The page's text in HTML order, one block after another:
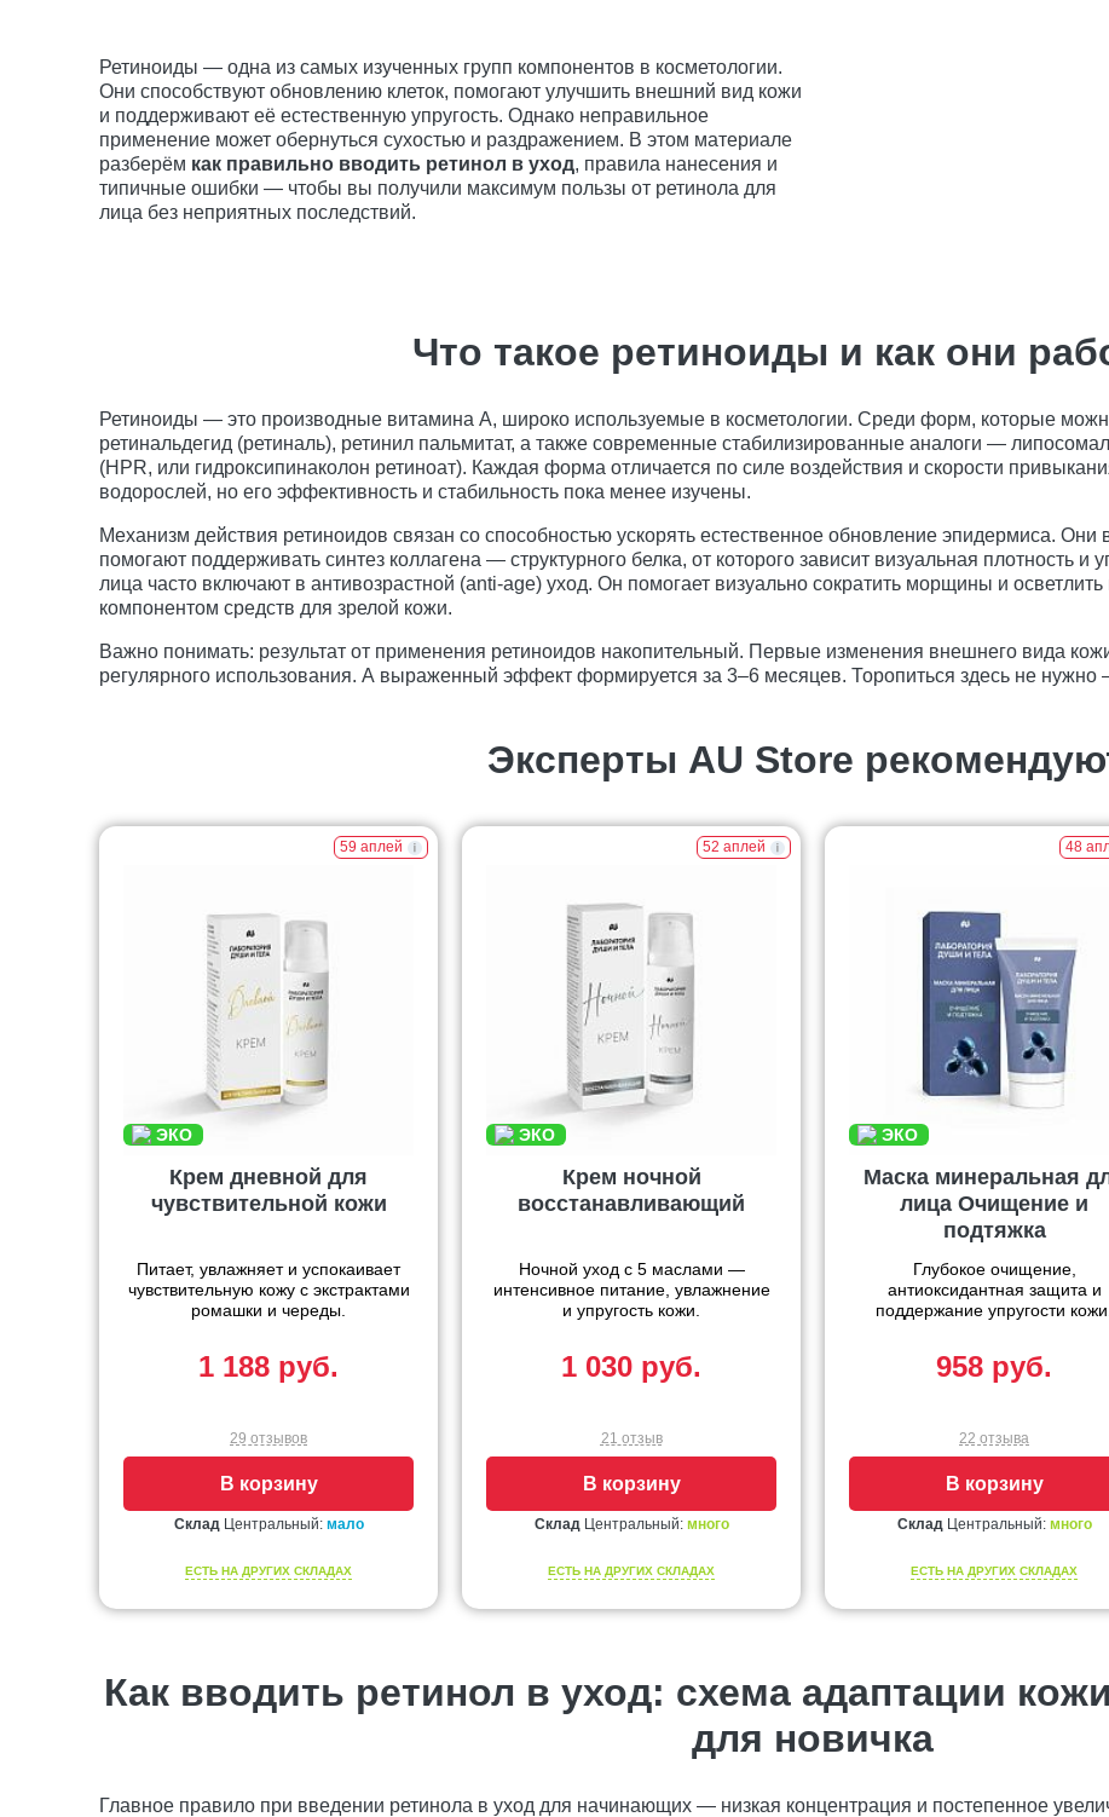
Ретиноиды — одна из самых изученных групп компонентов в косметологии.
Они способствуют обновлению клеток, помогают улучшить внешний вид кожи
и поддерживают её естественную упругость. Однако неправильное
применение может обернуться сухостью и раздражением. В этом материале
разберём как правильно вводить ретинол в уход, правила нанесения и
типичные ошибки — чтобы вы получили максимум пользы от ретинола для
лица без неприятных последствий.
Что такое ретиноиды и как они
Ретиноиды — это производные витамина А, широко используемые в косметологии. Среди форм, которые можно
ретинальдегид (ретиналь), ретинил пальмитат, а также современные стабилизированные аналоги —
(HPR, или гидроксипинаколон ретиноат). Каждая форма отличается по силе воздействия и скорости
водорослей, но его эффективность и стабильность пока менее изучены.
Механизм действия ретиноидов связан со способностью ускорять естественное обновление эпидермиса. Они
помогают поддерживать синтез коллагена — структурного белка, от которого зависит визуальная плотность и
лица часто включают в антивозрастной (anti-age) уход. Он помогает визуально сократить морщины и
компонентом средств для зрелой кожи.
Важно понимать: результат от применения ретиноидов накопительный. Первые изменения внешнего вида
регулярного использования. А выраженный эффект формируется за 3–6 месяцев. Торопиться здесь не нужно
Эксперты AU Store
59 аплей
Крем дневной для
чувствительной кожи
Питает, увлажняет и успокаивает
чувствительную кожу с экстрактами
ромашки и череды.
1 188 руб.
29 отзывов
В корзину
СкладЦентральный: мало
ЕСТЬ НА ДРУГИХ СКЛАДАХ
52 аплей
Крем ночной
восстанавливающий
Ночной уход с 5 маслами —
интенсивное питание, увлажнение
и упругость кожи.
1 030 руб.
21 отзыв
В корзину
СкладЦентральный: много
ЕСТЬ НА ДРУГИХ СКЛАДАХ
48
Маска минеральная
лица Очищение и
подтяжка
Глубокое очищение,
антиоксидантная защита и
поддержание упругости кожи.
958 руб.
22 отзыва
В корзину
СкладЦентральный: много
ЕСТЬ НА ДРУГИХ СКЛАДАХ
Как вводить ретинол в уход: схема адаптации
для новичка
Главное правило при введении ретинола в уход для начинающих — низкая концентрация и постепенное